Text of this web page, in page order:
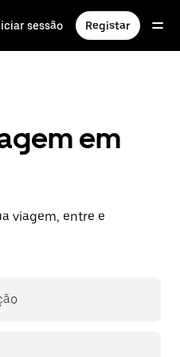
sessão Registar
em
viagem, entre e